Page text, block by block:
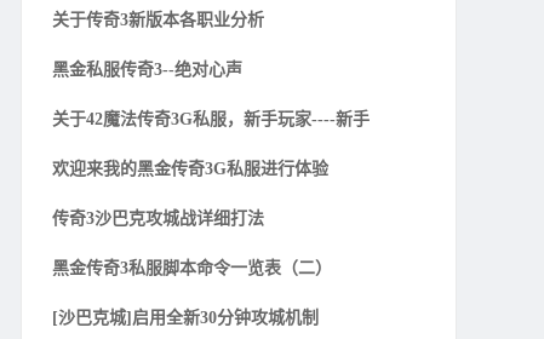
关于传奇3新版本各职业分析
黑金私服传奇3--绝对心声
关于42魔法传奇3G私服，新手玩家----新手
欢迎来我的黑金传奇3G私服进行体验
传奇3沙巴克攻城战详细打法
黑金传奇3私服脚本命令一览表（二）
[沙巴克城]启用全新30分钟攻城机制